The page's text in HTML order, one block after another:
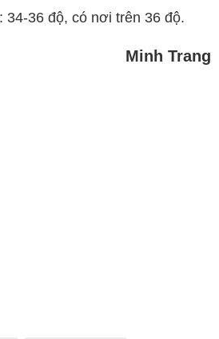
34-36 độ, có nơi trên 36 độ.
Minh Trang